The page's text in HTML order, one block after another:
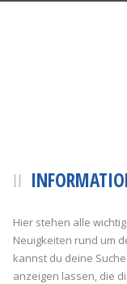
Hier stehen alle
Neuigkeiten rund um
kannst du deine
anzeigen lassen, die